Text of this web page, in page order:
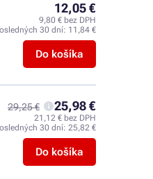
12,05 €
9,80 € bez DPH
30 dní: 11,84 €
Do košíka
29,25 € 25,98 €
21,12 € bez DPH
30 dní: 25,82 €
Do košíka